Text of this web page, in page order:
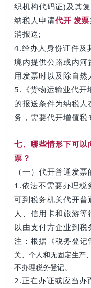
织机构代码证)及其
纳税人申请代开 发票
消报送;
4.经办人身份证件及
境内提供公路或内
用发票时以及除自
5.《货物运输业代开
的报送条件为纳税
务，需要代开增值税
七、哪些情形下可
票？
（一）代开普通发票
1.依法不需要办理税
可到税务机关代开
人、信用卡和旅游
以由支付方企业到税
注：根据《税务登记
关、个人和无固定生产
不办理税务登记。
2.正在办证或应当办